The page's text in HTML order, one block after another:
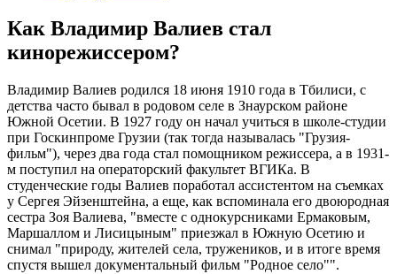
Как Владимир Валиев стал
кинорежиссером?
Владимир Валиев родился 18 июня 1910 года в Тбилиси, с
детства часто бывал в родовом селе в Знаурском районе
Южной Осетии. В 1927 году он начал учиться в школе-студии
при Госкинпроме Грузии (так тогда называлась "Грузия-
фильм"), через два года стал помощником режиссера, а в 1931-
м поступил на операторский факультет ВГИКа. В
студенческие годы Валиев поработал ассистентом на съемках
у Сергея Эйзенштейна, а еще, как вспоминала его двоюродная
сестра Зоя Валиева, "вместе с однокурсниками Ермаковым,
Маршаллом и Лисицыным" приезжал в Южную Осетию и
снимал "природу, жителей села, тружеников, и в итоге время
спустя вышел документальный фильм "Родное село"".